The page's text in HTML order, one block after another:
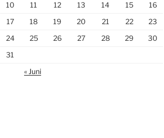
10
11 12 13 14 15
16
17
18 19 20 21 22
23
24
25 26 27 28 29
30
31
« Juni